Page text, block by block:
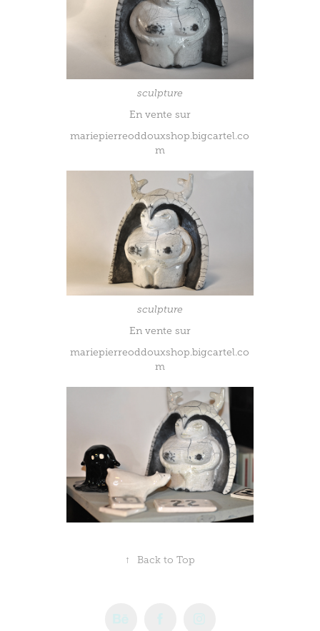
sculpture
En vente sur
mariepierreoddouxshop.bigcartel.co
m
sculpture
En vente sur
mariepierreoddouxshop.bigcartel.co
m
↑ Back to Top